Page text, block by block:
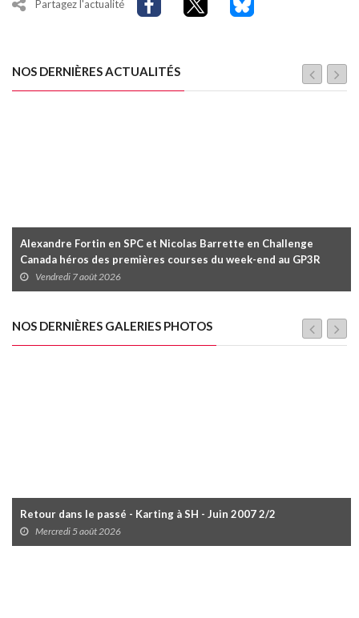
Partagez l'actualité
NOS DERNIÈRES ACTUALITÉS
Alexandre Fortin en SPC et Nicolas Barrette en Challenge
Canada héros des premières courses du week-end au GP3R
Vendredi 7 août 2026
NOS DERNIÈRES GALERIES PHOTOS
Retour dans le passé - Karting à SH - Juin 2007 2/2
Mercredi 5 août 2026